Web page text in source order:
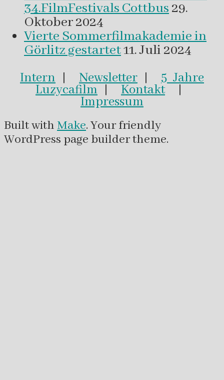
34.FilmFestivals Cottbus29.
Oktober 2024
Vierte Sommerfilmakademie in
Görlitz gestartet11. Juli 2024
Intern | Newsletter | 5 Jahre
Luzycafilm | Kontakt|
Impressum
Built withMake. Your friendly
WordPress page builder theme.